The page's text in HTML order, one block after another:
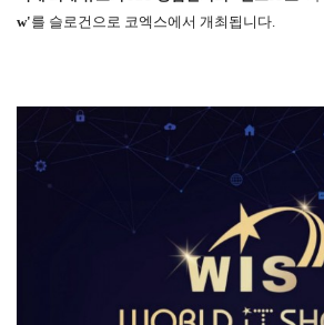
w'를 슬로건으로 코엑스에서 개최됩니다.